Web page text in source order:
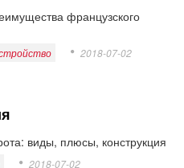
французского
2018-07-02
виды, плюсы, конструкция
2018-07-02